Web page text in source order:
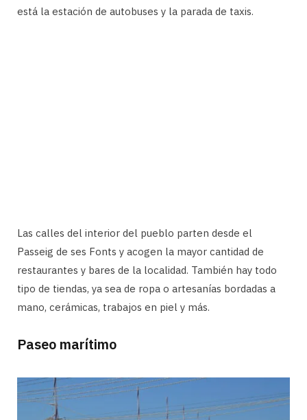
está la estación de autobuses y la parada de taxis.
Las calles del interior del pueblo parten desde el
Passeig de ses Fonts y acogen la mayor cantidad de
restaurantes y bares de la localidad. También hay todo
tipo de tiendas, ya sea de ropa o artesanías bordadas a
mano, cerámicas, trabajos en piel y más.
Paseo marítimo